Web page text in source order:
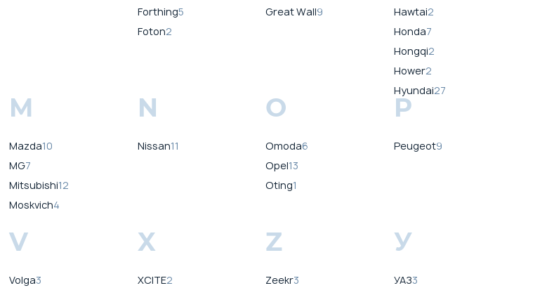
Forthing5
Foton2
Great Wall9
Hawtai2
Honda7
Hongqi2
Hower2
Hyundai27
M
Mazda10
MG7
Mitsubishi12
Moskvich4
N
Nissan11
O
Omoda6
Opel13
Oting1
P
Peugeot9
V
Volga3
X
XCITE2
Z
Zeekr3
У
УАЗ3